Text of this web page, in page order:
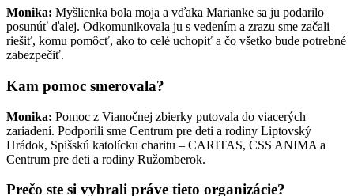
Monika: Myšlienka bola moja a vďaka Marianke sa ju podarilo
posunúť ďalej. Odkomunikovala ju s vedením a zrazu sme začali
riešiť, komu pomôcť, ako to celé uchopiť a čo všetko bude potrebné
zabezpečiť.
Kam pomoc smerovala?
Monika: Pomoc z Vianočnej zbierky putovala do viacerých
zariadení. Podporili sme Centrum pre deti a rodiny Liptovský
Hrádok, Spišskú katolícku charitu – CARITAS, CSS ANIMA a
Centrum pre deti a rodiny Ružomberok.
Prečo ste si vybrali práve tieto organizácie?